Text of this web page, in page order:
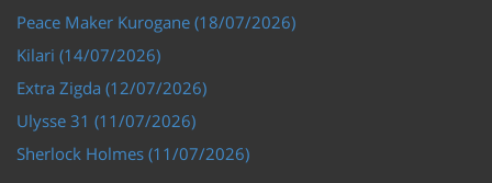
Peace Maker Kurogane (18/07/2026)
Kilari (14/07/2026)
Extra Zigda (12/07/2026)
Ulysse 31 (11/07/2026)
Sherlock Holmes (11/07/2026)